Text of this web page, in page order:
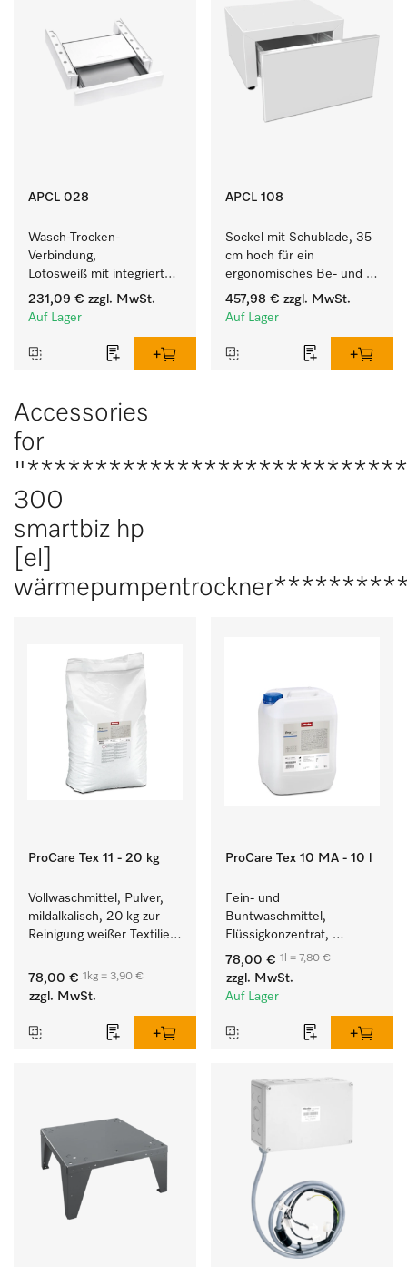
APCL 028
Wasch-Trocken-
Verbindung,
Lotosweiß mit integrierter
Schublade für eine
besonders komfortable
231,09 € zzgl. MwSt.
Auf Lager
APCL 108
Sockel mit Schublade, 35
cm hoch für ein
ergonomisches Be- und
Entladen von
Waschmaschine und
457,98 € zzgl. MwSt.
Auf Lager
Accessories
for
300
smartbiz hp
[el]
ProCare Tex 11 - 20 kg
Vollwaschmittel, Pulver,
mildalkalisch, 20 kg zur
Reinigung weißer Textilien
Buntwäsche.
78,00 € 1kg = 3,90 €
zzgl. MwSt.
ProCare Tex 10 MA - 10 l
Fein- und
Buntwaschmittel,
Flüssigkonzentrat,
mildalkalisch, 10 l zur
Reinigung von
Buntwäsche und
78,00 € 1l = 7,80 €
zzgl. MwSt.
Auf Lager